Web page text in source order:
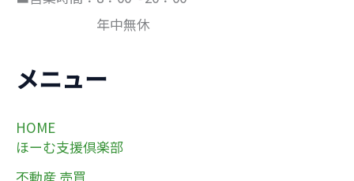
年中無休
メニュー
HOME
ほーむ支援倶楽部
不動産 売買